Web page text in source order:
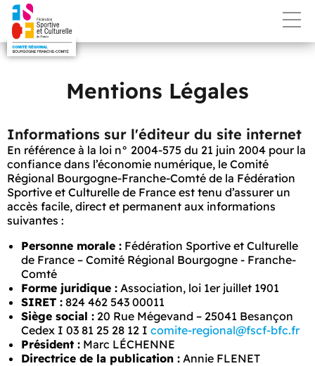
Mentions Légales
Informations sur l'éditeur du site internet
En référence à la loi n° 2004-575 du 21 juin 2004 pour la
confiance dans l’économie numérique, le Comité
Régional Bourgogne-Franche-Comté de la Fédération
Sportive et Culturelle de France est tenu d’assurer un
accès facile, direct et permanent aux informations
suivantes :
Personne morale : Fédération Sportive et Culturelle
de France – Comité Régional Bourgogne - Franche-
Comté
Forme juridique : Association, loi 1er juillet 1901
SIRET : 824 462 543 00011
Siège social : 20 Rue Mégevand – 25041 Besançon
Cedex I 03 81 25 28 12 I comite-regional@fscf-bfc.fr
Président : Marc LÉCHENNE
Directrice de la publication : Annie FLENET